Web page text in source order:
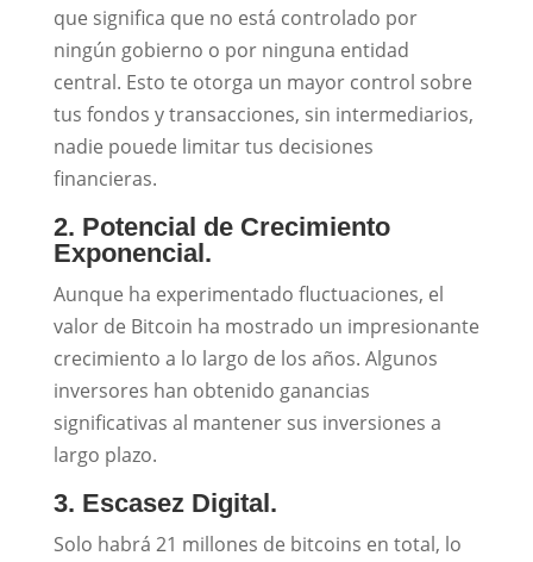
que significa que no está controlado por
ningún gobierno o por ninguna entidad
central. Esto te otorga un mayor control sobre
tus fondos y transacciones, sin intermediarios,
nadie pouede limitar tus decisiones
financieras.
2. Potencial de Crecimiento
Exponencial.
Aunque ha experimentado fluctuaciones, el
valor de Bitcoin ha mostrado un impresionante
crecimiento a lo largo de los años. Algunos
inversores han obtenido ganancias
significativas al mantener sus inversiones a
largo plazo.
3. Escasez Digital.
Solo habrá 21 millones de bitcoins en total, lo